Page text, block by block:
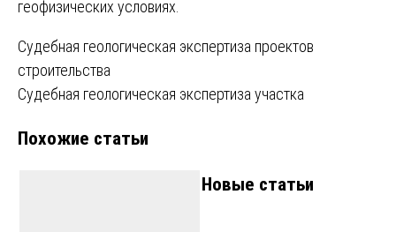
геофизических условиях.
Навигация
по
Судебная геологическая экспертиза проектов
строительства
Судебная геологическая экспертиза участка
Похожие статьи
Новые статьи